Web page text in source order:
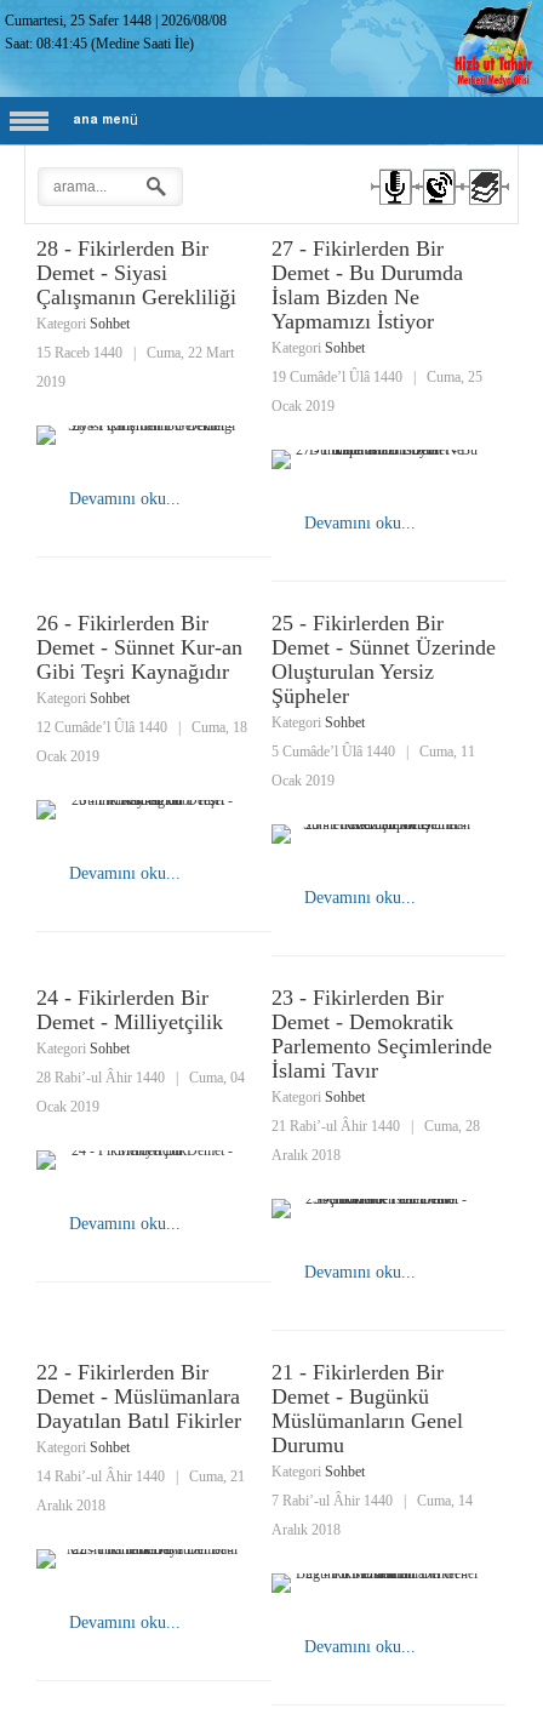
Cumartesi, 25 Safer 1448 |2026/08/08
Saat:08:41:46 (Medine Saati İle)
ana menü
28 - Fikirlerden Bir
Demet - Siyasi
Çalışmanın Gerekliliği
Kategori Sohbet
15 Raceb 1440
Cuma, 22 Mart
2019
Devamını oku...
27 - Fikirlerden Bir
Demet - Bu Durumda
İslam Bizden Ne
Yapmamızı İstiyor
Kategori Sohbet
19 Cumâde’l Ûlâ 1440
Cuma, 25
Ocak 2019
Devamını oku...
26 - Fikirlerden Bir
Demet - Sünnet Kur-an
Gibi Teşri Kaynağıdır
Kategori Sohbet
12 Cumâde’l Ûlâ 1440
Cuma, 18
Ocak 2019
Devamını oku...
25 - Fikirlerden Bir
Demet - Sünnet Üzerinde
Oluşturulan Yersiz
Şüpheler
Kategori Sohbet
5 Cumâde’l Ûlâ 1440
Cuma, 11
Ocak 2019
Devamını oku...
24 - Fikirlerden Bir
Demet - Milliyetçilik
Kategori Sohbet
28 Rabi’-ul Âhir 1440
Cuma, 04
Ocak 2019
Devamını oku...
23 - Fikirlerden Bir
Demet - Demokratik
Parlemento Seçimlerinde
İslami Tavır
Kategori Sohbet
21 Rabi’-ul Âhir 1440
Cuma, 28
Aralık 2018
Devamını oku...
22 - Fikirlerden Bir
Demet - Müslümanlara
Dayatılan Batıl Fikirler
Kategori Sohbet
14 Rabi’-ul Âhir 1440
Cuma, 21
Aralık 2018
Devamını oku...
21 - Fikirlerden Bir
Demet - Bugünkü
Müslümanların Genel
Durumu
Kategori Sohbet
7 Rabi’-ul Âhir 1440
Cuma, 14
Aralık 2018
Devamını oku...